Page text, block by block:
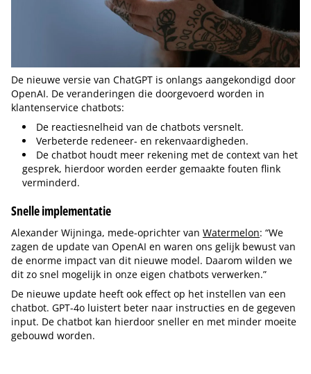
De nieuwe versie van ChatGPT is onlangs aangekondigd door
OpenAI. De veranderingen die doorgevoerd worden in
klantenservice chatbots:
De reactiesnelheid van de chatbots versnelt.
Verbeterde redeneer- en rekenvaardigheden.
De chatbot houdt meer rekening met de context van het
gesprek, hierdoor worden eerder gemaakte fouten flink
verminderd.
Snelle implementatie
Alexander Wijninga, mede-oprichter van Watermelon: “We
zagen de update van OpenAI en waren ons gelijk bewust van
de enorme impact van dit nieuwe model. Daarom wilden we
dit zo snel mogelijk in onze eigen chatbots verwerken.”
De nieuwe update heeft ook effect op het instellen van een
chatbot. GPT-4o luistert beter naar instructies en de gegeven
input. De chatbot kan hierdoor sneller en met minder moeite
gebouwd worden.